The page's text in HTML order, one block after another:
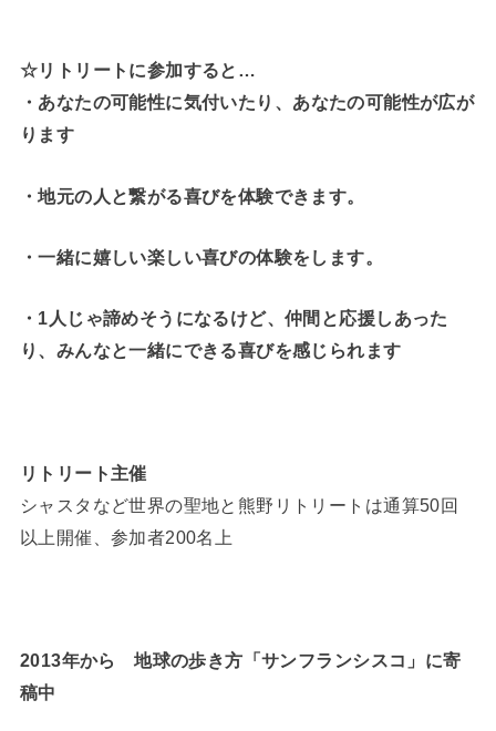
☆リトリートに参加すると…
・ あなたの可能性に気付いたり、あなたの可能性が広が
ります
・地元の人と繋がる喜びを体験できます。
・一緒に嬉しい楽しい喜びの体験をします。
・1人じゃ諦めそうになるけど、仲間と応援しあった
り、みんなと一緒にできる喜びを感じられます
リトリート主催
シャスタなど世界の聖地と熊野リトリートは通算50回
以上開催、参加者200名上
2013年から 地球の歩き方「サンフランシスコ」に寄
稿中